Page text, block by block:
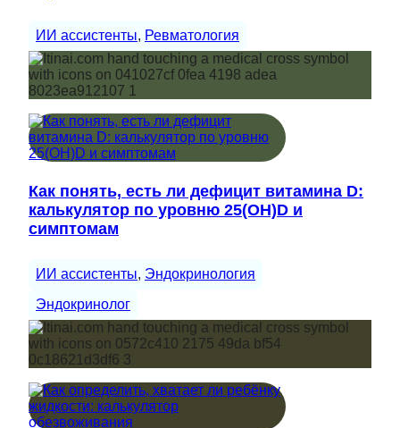
ИИ ассистенты, Ревматология
Как понять, есть ли дефицит витамина D:
калькулятор по уровню 25(OH)D и
симптомам
ИИ ассистенты, Эндокринология
Эндокринолог